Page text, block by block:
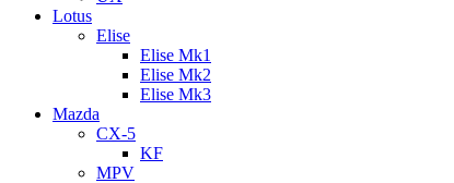
Lotus
Elise
Elise Mk1
Elise Mk2
Elise Mk3
Mazda
CX-5
KF
MPV